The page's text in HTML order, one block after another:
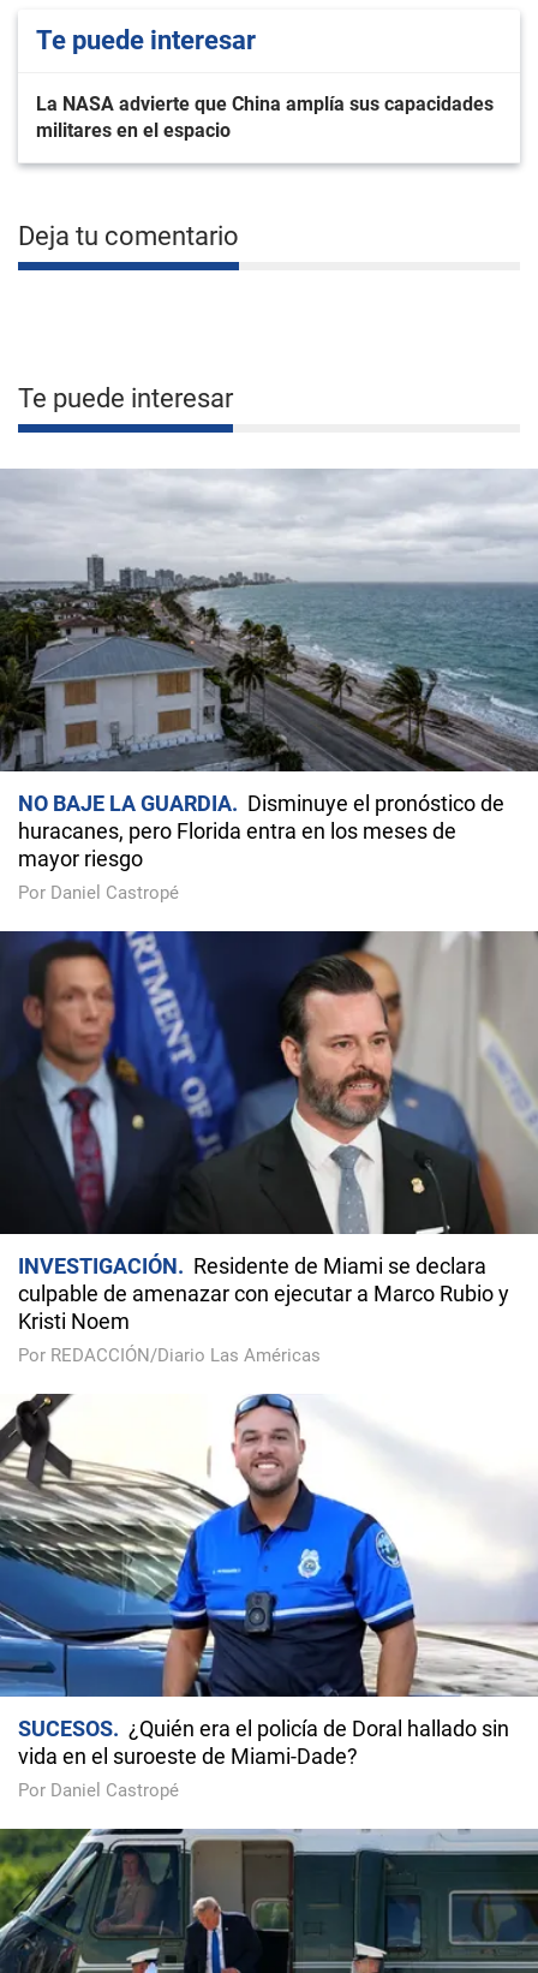
Te puede interesar
La NASA advierte que China amplía sus capacidades
militares en el espacio
Deja tu comentario
Te puede interesar
NO BAJE LA GUARDIA
Disminuye el pronóstico de
huracanes, pero Florida entra en los meses de
mayor riesgo
Por Daniel Castropé
INVESTIGACIÓN
Residente de Miami se declara
culpable de amenazar con ejecutar a Marco Rubio y
Kristi Noem
Por REDACCIÓN/Diario Las Américas
SUCESOS
¿Quién era el policía de Doral hallado sin
vida en el suroeste de Miami-Dade?
Por Daniel Castropé